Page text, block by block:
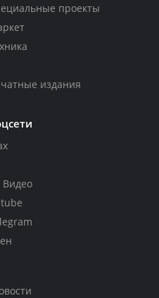
проекты
издания
Видео